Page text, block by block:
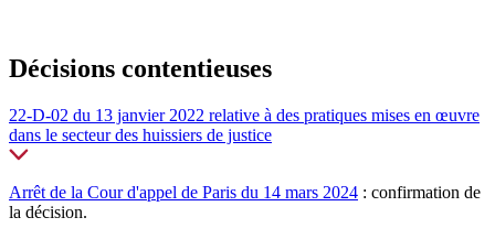
Décisions contentieuses
22-D-02 du 13 janvier 2022 relative à des pratiques mises en œuvre
dans le secteur des huissiers de justice
Arrêt de la Cour d'appel de Paris du 14 mars 2024 : confirmation de
la décision.